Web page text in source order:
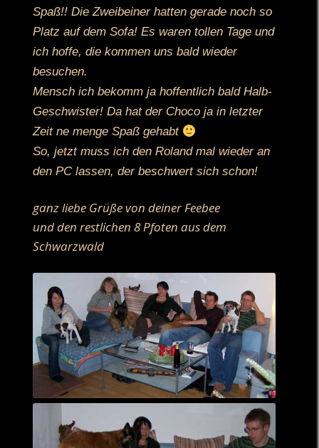
Spaß!! Die Zweibeiner hatten gerade noch so
Platz auf dem Sofa! Es waren tollen Tage und
ich hoffe, die kommen uns bald wieder
besuchen.
Mensch ich bekomm ja hoffentlich bald Halb-
Geschwister! Da hat der Choco ja in letzter
Zeit ne menge Spaß gehabt
So, jetzt muss ich den Roland mal wieder an
den PC lassen, der beschwert sich schon!
ganz liebe Grüße von deiner Feebee
und den restlichen 8 Pfoten aus dem
Schwarzwald